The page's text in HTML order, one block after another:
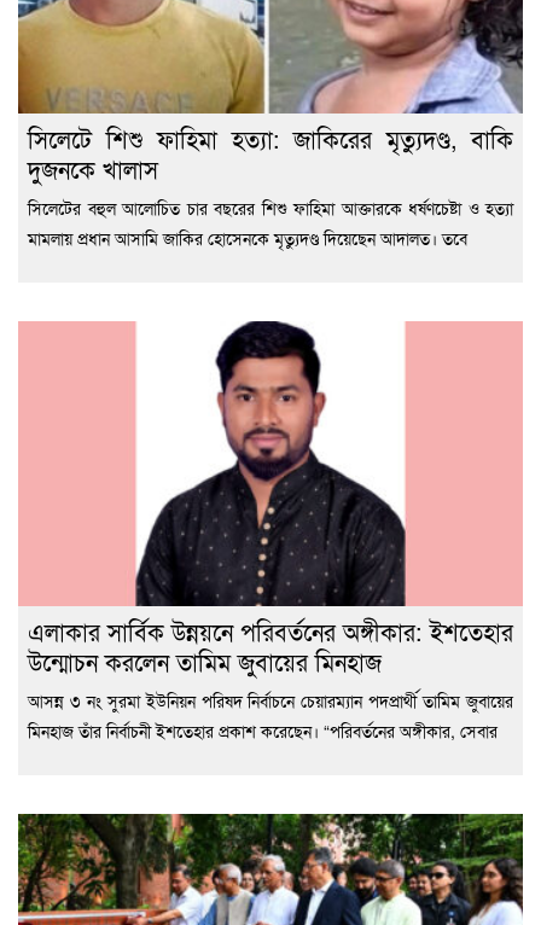
সিলেটে শিশু ফাহিমা হত্যা: জাকিরের মৃত্যুদণ্ড, বাকি
দুজনকে খালাস
সিলেটের বহুল আলোচিত চার বছরের শিশু ফাহিমা আক্তারকে ধর্ষণচেষ্টা ও হত্যা
মামলায় প্রধান আসামি জাকির হোসেনকে মৃত্যুদণ্ড দিয়েছেন আদালত। তবে
এলাকার সার্বিক উন্নয়নে পরিবর্তনের অঙ্গীকার: ইশতেহার
উন্মোচন করলেন তামিম জুবায়ের মিনহাজ
আসন্ন ৩ নং সুরমা ইউনিয়ন পরিষদ নির্বাচনে চেয়ারম্যান পদপ্রার্থী তামিম জুবায়ের
মিনহাজ তাঁর নির্বাচনী ইশতেহার প্রকাশ করেছেন। “পরিবর্তনের অঙ্গীকার, সেবার